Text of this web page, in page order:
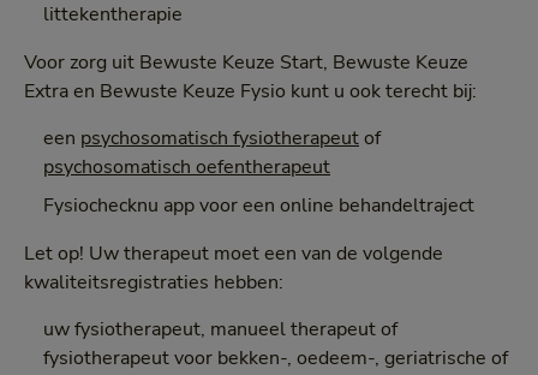
littekentherapie
Voor zorg uit Bewuste Keuze Start, Bewuste Keuze
Extra en Bewuste Keuze Fysio kunt u ook terecht bij:
een psychosomatisch fysiotherapeutof
psychosomatisch oefentherapeut
Fysiochecknu app voor een online behandeltraject
Let op! Uw therapeut moet een van de volgende
kwaliteitsregistraties hebben:
uw fysiotherapeut, manueel therapeut of
fysiotherapeut voor bekken-, oedeem-, geriatrische of